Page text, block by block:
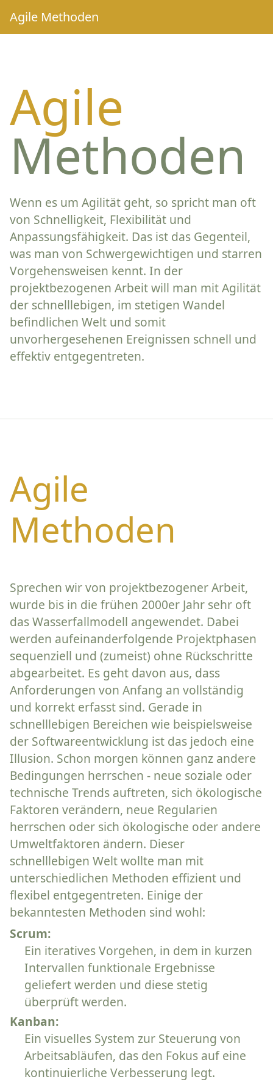
Agile Methoden
Agile
Methoden
Wenn es um Agilität geht, so spricht man oft
von Schnelligkeit, Flexibilität und
Anpassungsfähigkeit. Das ist das Gegenteil,
was man von Schwergewichtigen und starren
Vorgehensweisen kennt. In der
projektbezogenen Arbeit will man mit Agilität
der schnelllebigen, im stetigen Wandel
befindlichen Welt und somit
unvorhergesehenen Ereignissen schnell und
effektiv entgegentreten.
Agile
Methoden
Sprechen wir von projektbezogener Arbeit,
wurde bis in die frühen 2000er Jahr sehr oft
das Wasserfallmodell angewendet. Dabei
werden aufeinanderfolgende Projektphasen
sequenziell und (zumeist) ohne Rückschritte
abgearbeitet. Es geht davon aus, dass
Anforderungen von Anfang an vollständig
und korrekt erfasst sind. Gerade in
schnelllebigen Bereichen wie beispielsweise
der Softwareentwicklung ist das jedoch eine
Illusion. Schon morgen können ganz andere
Bedingungen herrschen - neue soziale oder
technische Trends auftreten, sich ökologische
Faktoren verändern, neue Regularien
herrschen oder sich ökologische oder andere
Umweltfaktoren ändern. Dieser
schnelllebigen Welt wollte man mit
unterschiedlichen Methoden effizient und
flexibel entgegentreten. Einige der
bekanntesten Methoden sind wohl:
Scrum:
Ein iteratives Vorgehen, in dem in kurzen
Intervallen funktionale Ergebnisse
geliefert werden und diese stetig
überprüft werden.
Kanban:
Ein visuelles System zur Steuerung von
Arbeitsabläufen, das den Fokus auf eine
kontinuierliche Verbesserung legt.